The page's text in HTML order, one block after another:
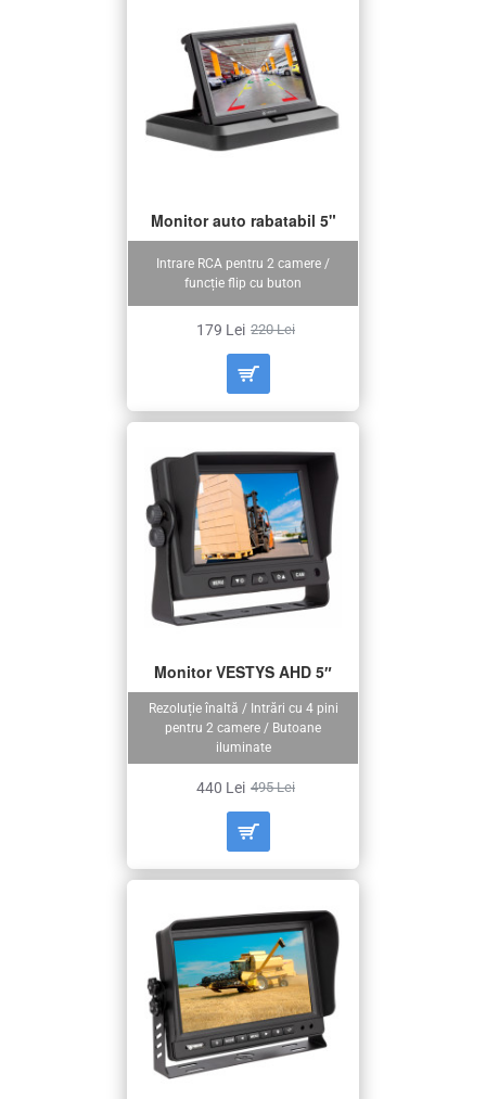
Intrare RCA pentru 2 camere /
funcție flip cu buton
Monitor auto rabatabil 5"
179 Lei 220 Lei
Rezoluție înaltă / Intrări cu 4 pini
pentru 2 camere / Butoane
iluminate
Monitor VESTYS AHD 5″
440 Lei 495 Lei